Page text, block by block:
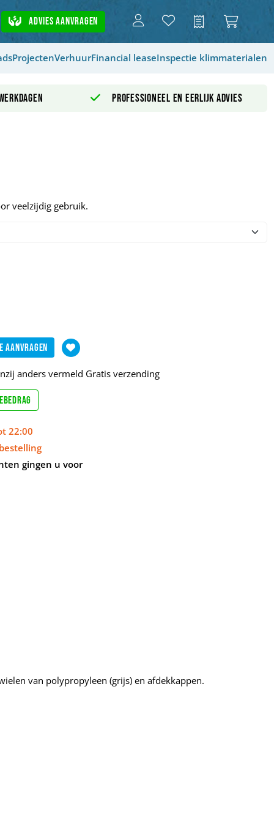
Offerte
Advies aanvragen
ProjectenVerhuurFinancial leaseInspectie klimmaterialen
Professioneel en eerlijk advies
veelzijdig gebruik.
aanvragen
anders vermeld Gratis verzending
22:00
gingen u voor
van polypropyleen (grijs) en afdekkappen.